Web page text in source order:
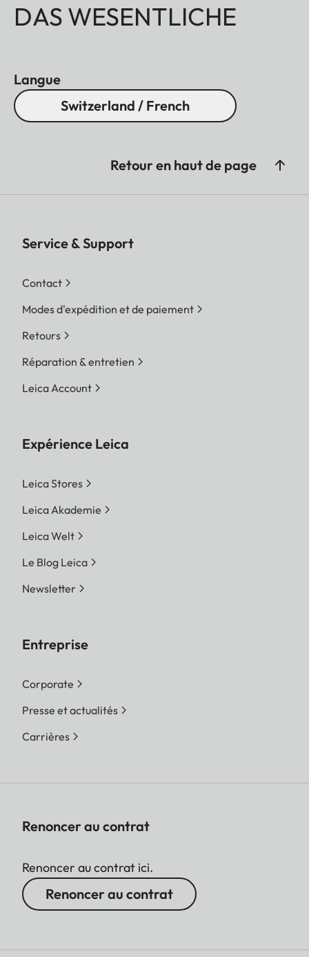
DAS WESENTLICHE
Langue
Switzerland / French
Retour en haut de page
Service & Support
Contact
Modes d'expédition et de paiement
Retours
Réparation & entretien
Leica Account
Expérience Leica
Leica Stores
Leica Akademie
Leica Welt
Le Blog Leica
Newsletter
Entreprise
Corporate
Presse et actualités
Carrières
Renoncer au contrat
Renoncer au contrat ici.
Renoncer au contrat